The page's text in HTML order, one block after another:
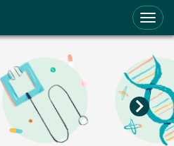
助系統